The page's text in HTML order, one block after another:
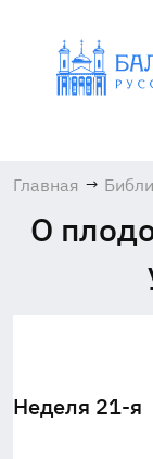
Главная →
О
Неделя 21-я